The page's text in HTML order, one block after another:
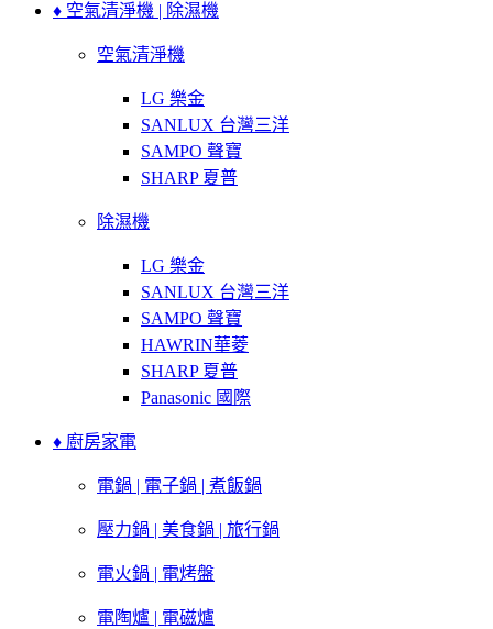
♦ 空氣清淨機 | 除濕機
空氣清淨機
LG 樂金
SANLUX 台灣三洋
SAMPO 聲寶
SHARP 夏普
除濕機
LG 樂金
SANLUX 台灣三洋
SAMPO 聲寶
HAWRIN華菱
SHARP 夏普
Panasonic 國際
♦ 廚房家電
電鍋 | 電子鍋 | 煮飯鍋
壓力鍋 | 美食鍋 | 旅行鍋
電火鍋 | 電烤盤
電陶爐 | 電磁爐